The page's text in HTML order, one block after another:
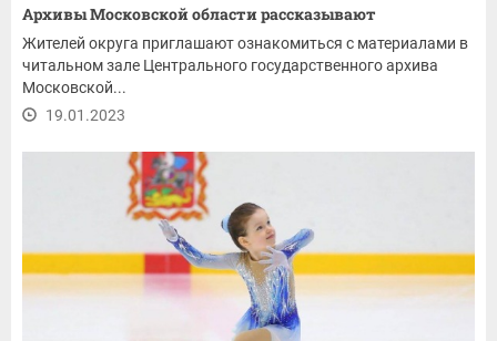
Архивы Московской области рассказывают
Жителей округа приглашают ознакомиться с материалами в
читальном зале Центрального государственного архива
Московской...
19.01.2023